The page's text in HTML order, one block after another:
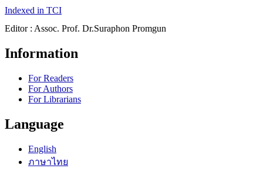
Indexed in TCI
Editor : Assoc. Prof. Dr.Suraphon Promgun
Information
For Readers
For Authors
For Librarians
Language
English
ภาษาไทย